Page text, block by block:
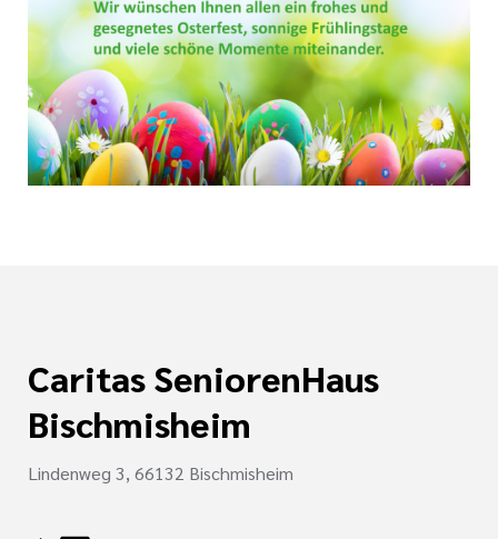
der cts
II
Caritas SeniorenHaus
Bischmisheim
Lindenweg 3, 66132 Bischmisheim